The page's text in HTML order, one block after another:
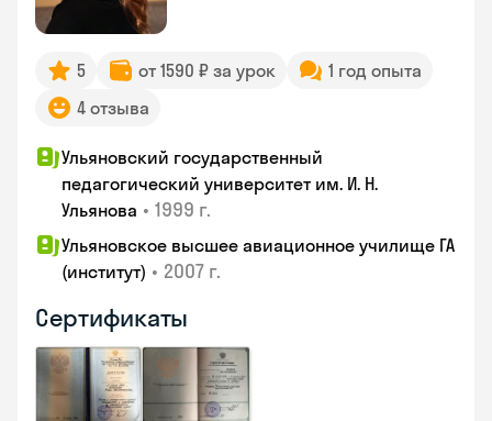
5 от 1590 ₽ за урок
1 год опыта
4 отзыва
Ульяновский государственный
педагогический университет им. И. Н.
Ульянова • 1999 г.
Ульяновское высшее авиационное училище ГА
(институт) • 2007 г.
Сертификаты